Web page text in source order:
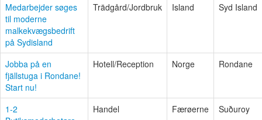
Medarbejder søges
til moderne
malkekvægsbedrift
på Sydisland
Trädgård/Jordbruk Island Syd Island
Jobba på en
fjällstuga i Rondane!
Start nu!
Hotell/Reception Norge Rondane
1-2
Handel Færøerne Suðuroy